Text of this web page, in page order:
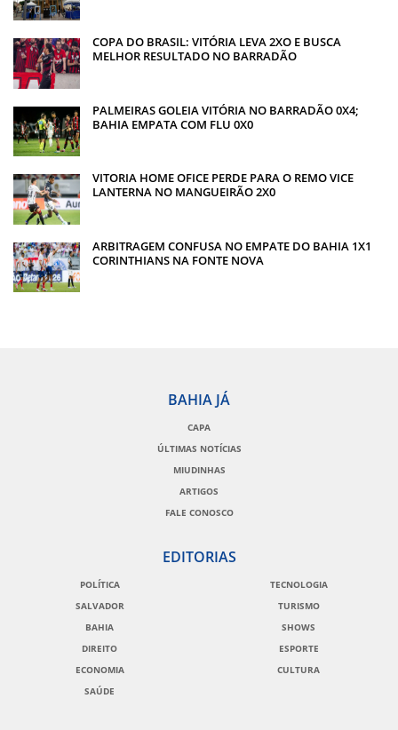
COPA DO BRASIL: VITÓRIA LEVA 2XO E BUSCA
MELHOR RESULTADO NO BARRADÃO
PALMEIRAS GOLEIA VITÓRIA NO BARRADÃO 0X4;
BAHIA EMPATA COM FLU 0X0
VITORIA HOME OFICE PERDE PARA O REMO VICE
LANTERNA NO MANGUEIRÃO 2X0
ARBITRAGEM CONFUSA NO EMPATE DO BAHIA 1X1
CORINTHIANS NA FONTE NOVA
BAHIA JÁ
CAPA
ÚLTIMAS NOTÍCIAS
MIUDINHAS
ARTIGOS
FALE CONOSCO
EDITORIAS
POLÍTICA
SALVADOR
BAHIA
DIREITO
ECONOMIA
SAÚDE
TECNOLOGIA
TURISMO
SHOWS
ESPORTE
CULTURA